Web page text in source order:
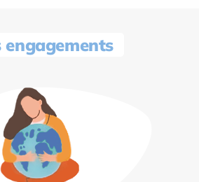
engagements